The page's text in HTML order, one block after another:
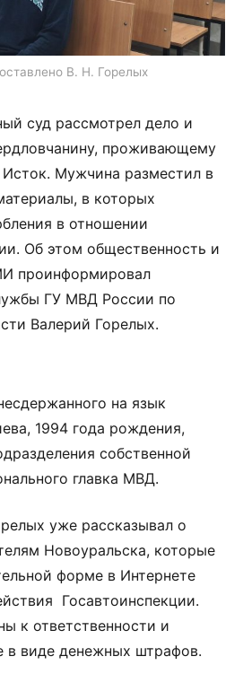
В. Н. Горелых
суд рассмотрел дело и
проживающему
Мужчина разместил в
в которых
в отношении
Об этом общественность и
проинформировал
ГУ МВД России по
Валерий Горелых.
на язык
1994 года рождения,
собственной
главка МВД.
уже рассказывал о
Новоуральска, которые
форме в Интернете
Госавтоинспекции.
к ответственности и
в виде денежных штрафов.